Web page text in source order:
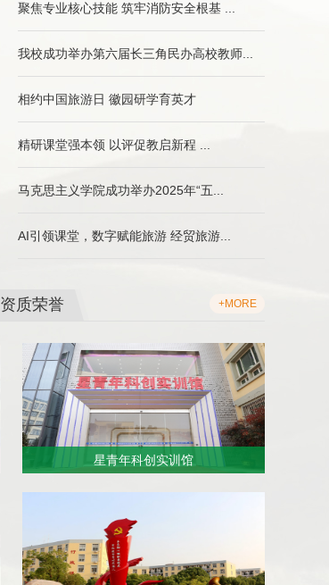
聚焦专业核心技能 筑牢消防安全根基 ...
我校成功举办第六届长三角民办高校教师...
相约中国旅游日 徽园研学育英才
精研课堂强本领 以评促教启新程 ...
马克思主义学院成功举办2025年“五...
AI引领课堂，数字赋能旅游 经贸旅游...
资质荣誉 +MORE
星青年科创实训馆